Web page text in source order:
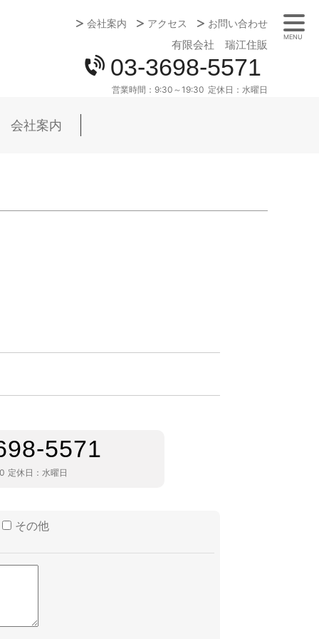
会社案内
アクセス お問い合わせ
有限会社 瑞江住販
03-3698-5571
営業時間： 9:30～19:30 定休日： 水曜日
会社案内
5571
定休日：水曜日
その他
MENU